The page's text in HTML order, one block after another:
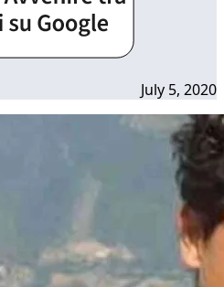
July 5, 2020